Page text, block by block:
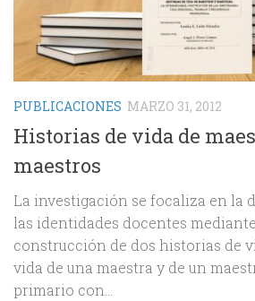
PUBLICACIONES MARZO 31, 2012
Historias de vida de
maestros
La investigación se focaliza en la
las identidades docentes
construcción de dos historias de
vida de una maestra y de un
primario con...